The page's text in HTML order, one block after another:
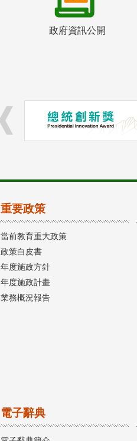
政府資訊公開
重要政策
當前教育重大政策
政策白皮書
年度施政方針
年度施政計畫
業務概況報告
電子辭典